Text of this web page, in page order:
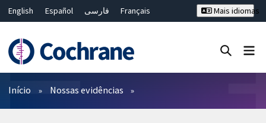
English Español فارسی
Français
Bahasa Malaysia
ไทย 繁體中文
Mais idiomas
Filtros
Início Nossas evidências